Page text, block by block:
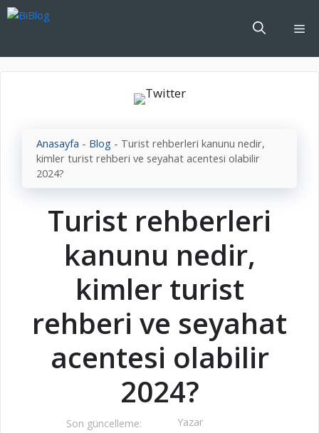
İçeriğe
Anasayfa - Blog - Turist rehberleri kanunu nedir,
kimler turist rehberi ve seyahat acentesi olabilir
2024?
Turist rehberleri
kanunu nedir,
kimler turist
rehberi ve seyahat
acentesi olabilir
2024?
Son güncelleme: Yazar